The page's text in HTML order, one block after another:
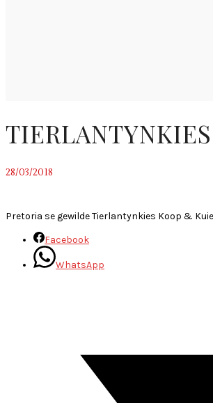
28/03/2018
Pretoria se gewilde Tierlantynkies Koop &
Facebook
WhatsApp